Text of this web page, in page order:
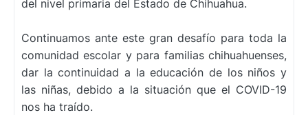
del nivel primaria del Estado de Chihuahua.
Continuamos ante este gran desafío para toda la
comunidad escolar y para familias chihuahuenses,
dar la continuidad a la educación de los niños y
las niñas, debido a la situación que el COVID-19
nos ha traído.